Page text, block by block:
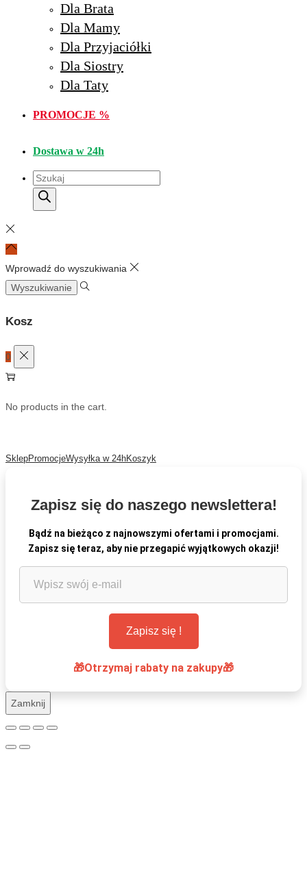
Dla Brata
Dla Mamy
Dla Przyjaciółki
Dla Siostry
Dla Taty
PROMOCJE %
Dostawa w 24h
Wyszukiwarka
produktów
Wprowadź do wyszukiwania
Szukaj:
Kosz
0
No products in the cart.
SklepPromocjeWysyłka w 24hKoszyk
Zapisz się do naszego newslettera!
Bądź na bieżąco z najnowszymi ofertami i promocjami.
Zapisz się teraz, aby nie przegapić wyjątkowych okazji!
🎁Otrzymaj rabaty na zakupy🎁
Zamknij